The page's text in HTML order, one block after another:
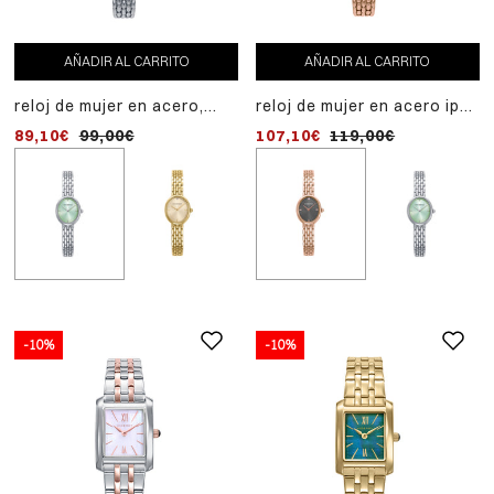
AÑADIR AL CARRITO
reloj de mujer en acero,
movimiento de cuarzo
89,10€ 99,00€
reloj de mujer en acero
y movimiento de cuarzo
107,10€ 119,00€
AÑADIR AL CARRITO
reloj de mujer en acero ip
movimiento de cuarzo
107,10€ 119,00€
-10% -10%